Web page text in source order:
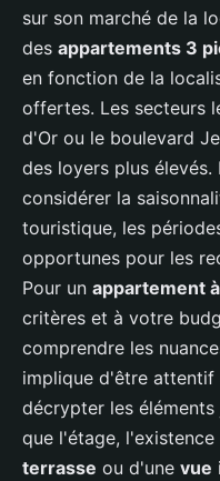
sur son marché de la
des appartements 3
en fonction de la
offertes. Les secteurs
d'Or ou le boulevard
des loyers plus
considérer la
touristique, les
opportunes pour les
Pour un appartement
critères et à votre
comprendre les
implique d'être attentif
décrypter les
que l'étage, l'existence
terrasse ou d'une vue